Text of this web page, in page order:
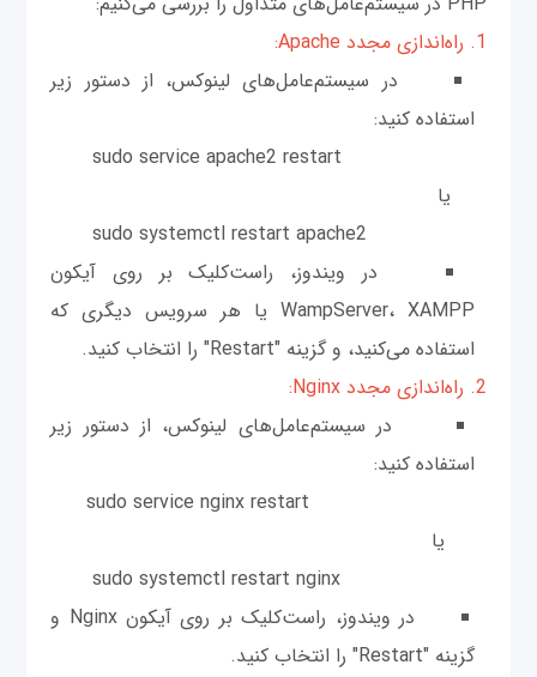
1. راه‌اندازی مجدد Apache:
در سیستم‌عامل‌های لینوکس، از دستور زیر
استفاده کنید:
sudo service apache2 restart
یا
sudo systemctl restart apache2
در ویندوز، راست‌کلیک بر روی آیکون
WampServer، XAMPP یا هر سرویس دیگری که
استفاده می‌کنید، و گزینه "Restart" را انتخاب کنید.
2. راه‌اندازی مجدد Nginx:
در سیستم‌عامل‌های لینوکس، از دستور زیر
استفاده کنید:
sudo service nginx restart
یا
sudo systemctl restart nginx
در ویندوز، راست‌کلیک بر روی آیکون Nginx و
گزینه "Restart" را انتخاب کنید.